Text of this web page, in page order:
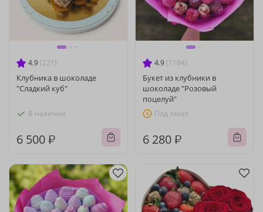
4.9 (221)
Клубника в шоколаде
"Сладкий куб"
В наличии
6 500 ₽
4.9 (1194)
Букет из клубники в
шоколаде "Розовый
поцелуй"
Под заказ
6 280 ₽